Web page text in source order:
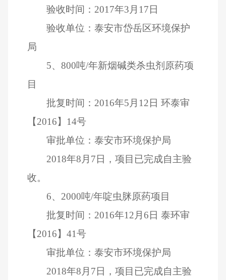
验收时间： 2017年3 月 17 日
验收单位：泰安市岱岳区环境保护
局
5、 800吨/年新烟碱类杀虫剂原药项
目
批复时间： 2016年5 月 12 日 环泰审
【2016】 14号
审批单位：泰安市环境保护局
2018年8 月 7 日，项目已完成自主验
收。
6、 2000吨/年啶虫脒原药项目
批复时间： 2016年12 月 6 日 泰环审
【2016】41号
审批单位：泰安市环境保护局
2018年8 月 7 日，项目已完成自主验